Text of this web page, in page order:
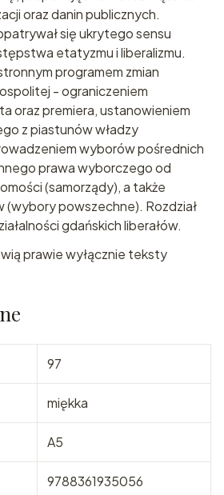
oraz danin publicznych.
się ukrytego sensu
etatyzmu i liberali­zmu.
programem zmian
- ograniczeniem
oraz premiera, ustanowieniem
z piastunów władzy
wyborów pośrednich
prawa wyborczego od
(samorządy), a także
(wybo­ry powszechne). Rozdział
gdańskich liberałów.
prawie wyłącznie teksty
97
miękka
A5
9788361935056